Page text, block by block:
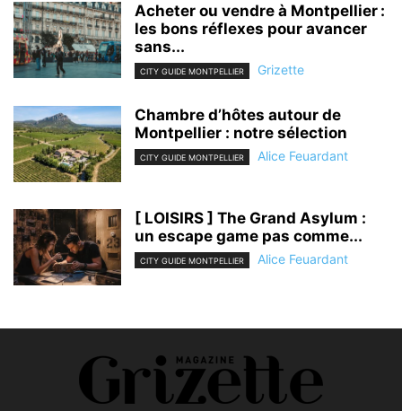
Acheter ou vendre à Montpellier :
les bons réflexes pour avancer
sans...
CITY GUIDE MONTPELLIER Grizette
Chambre d’hôtes autour de
Montpellier : notre sélection
CITY GUIDE MONTPELLIER Alice Feuardant
[ LOISIRS ] The Grand Asylum :
un escape game pas comme...
CITY GUIDE MONTPELLIER Alice Feuardant